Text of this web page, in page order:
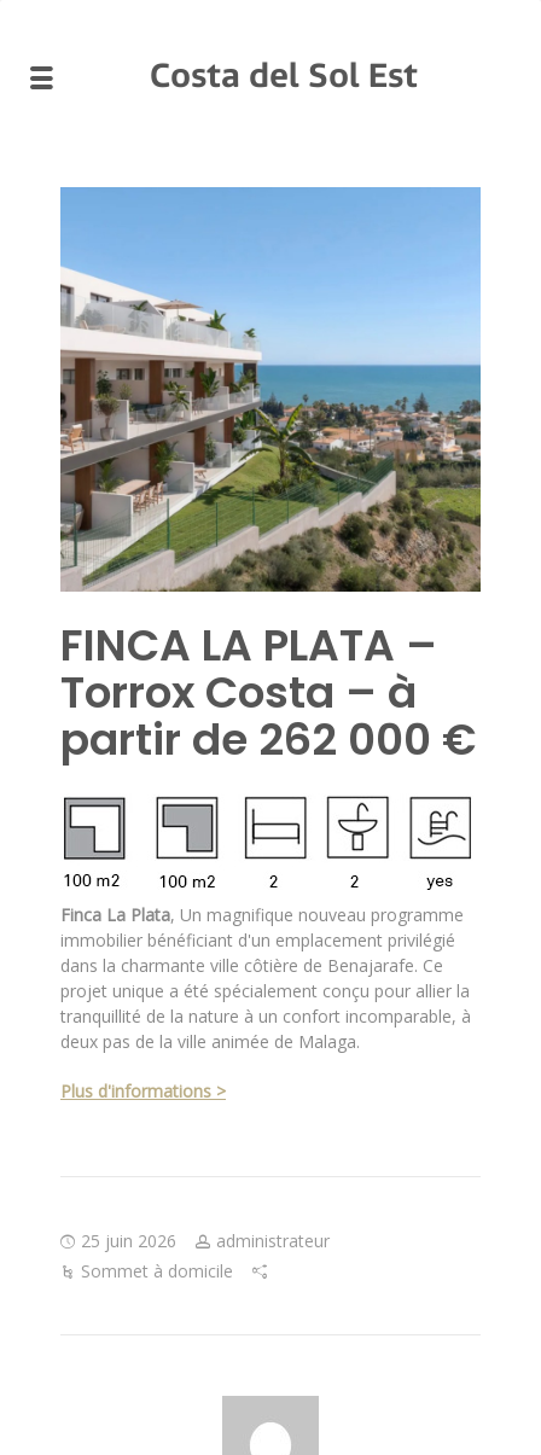
Costa del Sol Est
FINCA LA PLATA –
Torrox Costa – à
partir de 262 000 €
Finca La Plata, Un magnifique nouveau programme
immobilier bénéficiant d'un emplacement privilégié
dans la charmante ville côtière de Benajarafe. Ce
projet unique a été spécialement conçu pour allier la
tranquillité de la nature à un confort incomparable, à
deux pas de la ville animée de Malaga.
Plus d'informations >
25 juin 2026
administrateur
Sommet à domicile